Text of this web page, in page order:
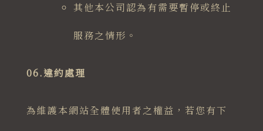
其他本公司認為有需要暫停或終止
服務之情形。
06.違約處理
為維護本網站全體使用者之權益，若您有下